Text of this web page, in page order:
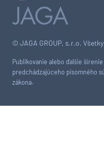
© JAGA GROUP, s.r.o.
Publikovanie alebo ďalšie
predchádzajúceho písomného
zákona.